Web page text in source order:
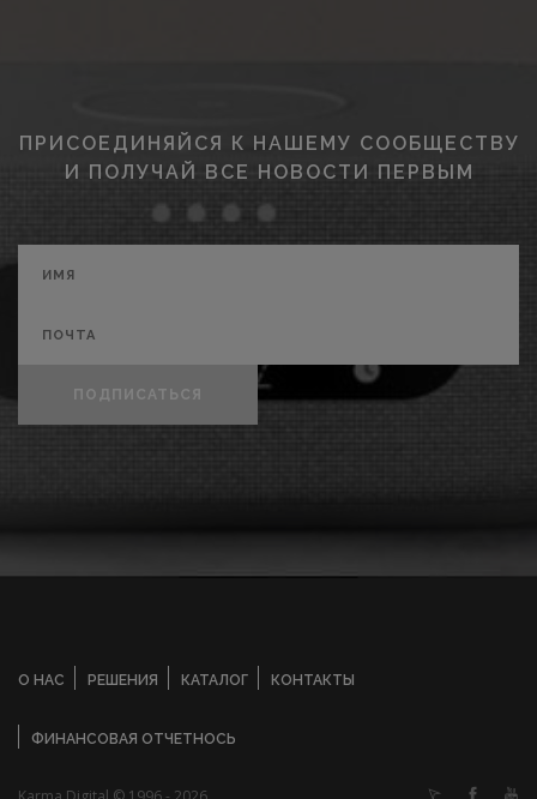
ПРИСОЕДИНЯЙСЯ К НАШЕМУ СООБЩЕСТВУ
И ПОЛУЧАЙ ВСЕ НОВОСТИ ПЕРВЫМ
ПОДПИСАТЬСЯ
О НАС РЕШЕНИЯ КАТАЛОГ КОНТАКТЫ
ФИНАНСОВАЯ ОТЧЕТНОСЬ